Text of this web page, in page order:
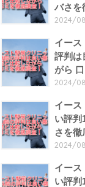
バさを
2024/
イース
評判は
がら
2024/
イース
い評判
さを徹
2024/
イース
い評判